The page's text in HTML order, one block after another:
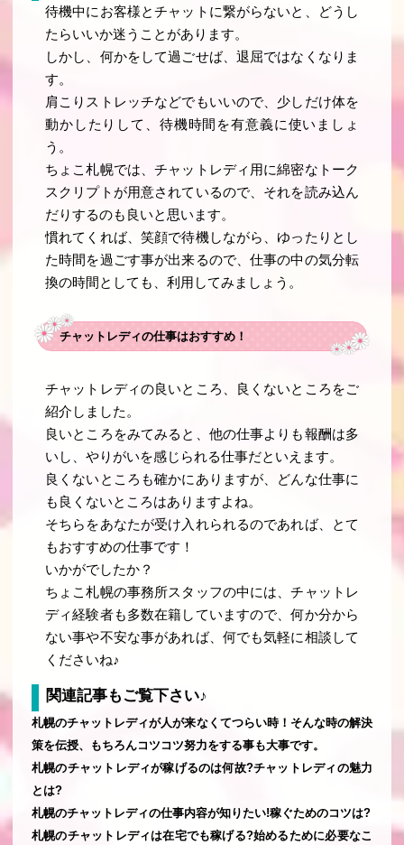
待機中にお客様とチャットに繋がらないと、どうし
たらいいか迷うことがあります。
しかし、何かをして過ごせば、退屈ではなくなりま
す。
肩こりストレッチなどでもいいので、少しだけ体を
動かしたりして、待機時間を有意義に使いましょ
う。
ちょこ札幌では、チャットレディ用に綿密なトーク
スクリプトが用意されているので、それを読み込ん
だりするのも良いと思います。
慣れてくれば、笑顔で待機しながら、ゆったりとし
た時間を過ごす事が出来るので、仕事の中の気分転
換の時間としても、利用してみましょう。
チャットレディの仕事はおすすめ！
チャットレディの良いところ、良くないところをご
紹介しました。
良いところをみてみると、他の仕事よりも報酬は多
いし、やりがいを感じられる仕事だといえます。
良くないところも確かにありますが、どんな仕事に
も良くないところはありますよね。
そちらをあなたが受け入れられるのであれば、とて
もおすすめの仕事です！
いかがでしたか？
ちょこ札幌の事務所スタッフの中には、チャットレ
ディ経験者も多数在籍していますので、何か分から
ない事や不安な事があれば、何でも気軽に相談して
くださいね♪
関連記事もご覧下さい♪
札幌のチャットレディが人が来なくてつらい時！そんな時の解決
策を伝授、もちろんコツコツ努力をする事も大事です。
札幌のチャットレディが稼げるのは何故?チャットレディの魅力
とは?
札幌のチャットレディの仕事内容が知りたい!稼ぐためのコツは?
札幌のチャットレディは在宅でも稼げる?始めるために必要なこ